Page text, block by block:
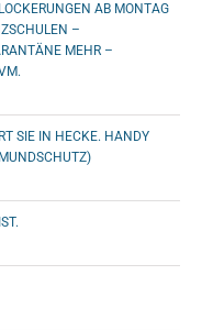
AB MONTAG
–
MEHR –
SIE IN HECKE. HANDY